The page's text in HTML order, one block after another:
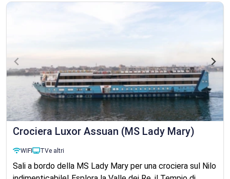
Crociera Luxor Assuan (MS Lady Mary)
WIFI TVe altri
Sali a bordo della MS Lady Mary per una crociera sul Nilo